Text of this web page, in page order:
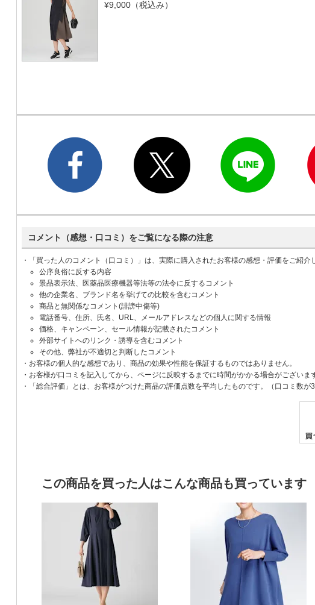
¥9,000（税込み）
コメント（感想・口コミ）をご覧になる際の注意
・「買った人のコメント（口コミ）」は、実際に購入されたお客様の感想・評価をご紹
公序良俗に反する内容
景品表示法、医薬品医療機器等法等の法令に反するコメント
他の企業名、ブランド名を挙げての比較を含むコメント
商品と無関係なコメント(誹謗中傷等)
電話番号、住所、氏名、URL、メールアドレスなどの個人に関する情報
価格、キャンペーン、セール情報が記載されたコメント
外部サイトへのリンク・誘導を含むコメント
その他、弊社が不適切と判断したコメント
・お客様の個人的な感想であり、商品の効果や性能を保証するものではありません。
・お客様が口コミを記入してから、ページに反映するまでに時間がかかる場合がございま
・「総合評価」とは、お客様がつけた商品の評価点数を平均したものです。（口コミ数が
この商品を買った人はこんな商品も買っています